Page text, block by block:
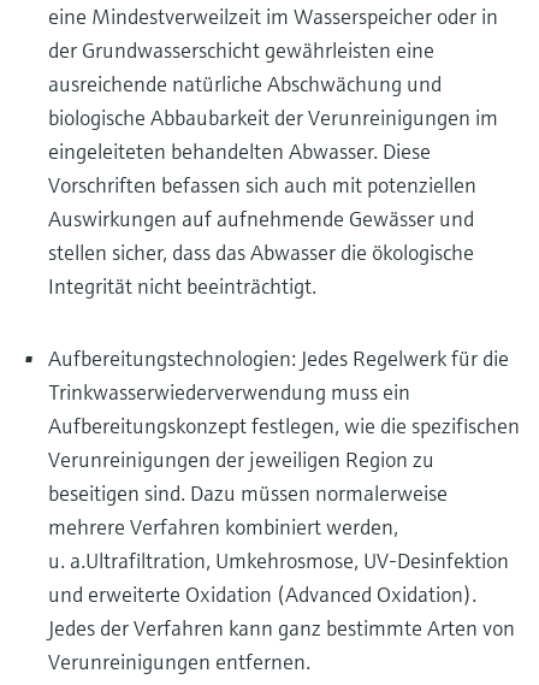
eine Mindestverweilzeit im Wasserspeicher oder in
der Grundwasserschicht gewährleisten eine
ausreichende natürliche Abschwächung und
biologische Abbaubarkeit der Verunreinigungen im
eingeleiteten behandelten Abwasser. Diese
Vorschriften befassen sich auch mit potenziellen
Auswirkungen auf aufnehmende Gewässer und
stellen sicher, dass das Abwasser die ökologische
Integrität nicht beeinträchtigt.
Aufbereitungstechnologien: Jedes Regelwerk für die
Trinkwasserwiederverwendung muss ein
Aufbereitungskonzept festlegen, wie die spezifischen
Verunreinigungen der jeweiligen Region zu
beseitigen sind. Dazu müssen normalerweise
mehrere Verfahren kombiniert werden,
u. a.Ultrafiltration, Umkehrosmose, UV-Desinfektion
und erweiterte Oxidation (Advanced Oxidation).
Jedes der Verfahren kann ganz bestimmte Arten von
Verunreinigungen entfernen.